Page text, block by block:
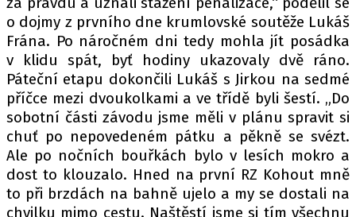
o dojmy z prvního dne krumlovské soutěže Lukáš
Frána. Po náročném dni tedy mohla jít posádka
v klidu spát, byť hodiny ukazovaly dvě ráno.
Páteční etapu dokončili Lukáš s Jirkou na sedmé
příčce mezi dvoukolkami a ve třídě byli šestí. „Do
sobotní části závodu jsme měli v plánu spravit si
chuť po nepovedeném pátku a pěkně se svézt.
Ale po nočních bouřkách bylo v lesích mokro a
dost to klouzalo. Hned na první RZ Kohout mně
to při brzdách na bahně ujelo a my se dostali na
chvilku mimo cestu. Naštěstí jsme si tím všechnu